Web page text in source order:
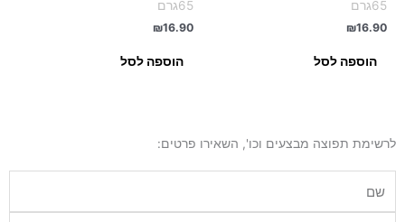
65גרם
₪16.90
הוספה לסל
65גרם
₪16.90
הוספה לסל
לרשימת תפוצה מבצעים וכו', השאירו פרטים: